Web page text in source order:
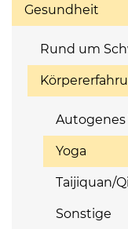
Gesundheit
Rund um
Autogenes
Yoga
Taijiquan/
Sonstige